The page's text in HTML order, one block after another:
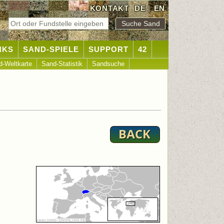
KONTAKT DE|EN
SAND-SPIELE SUPPORT 42
Weltkarte Sand-Statistik Sandsuche